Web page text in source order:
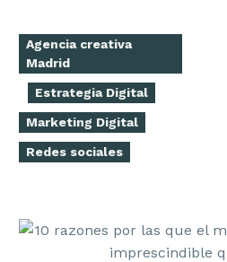
Agencia creativa
Madrid
Estrategia Digital
Marketing Digital
Redes sociales